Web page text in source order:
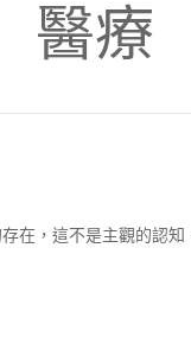
醫療
在，這不是主觀的認知